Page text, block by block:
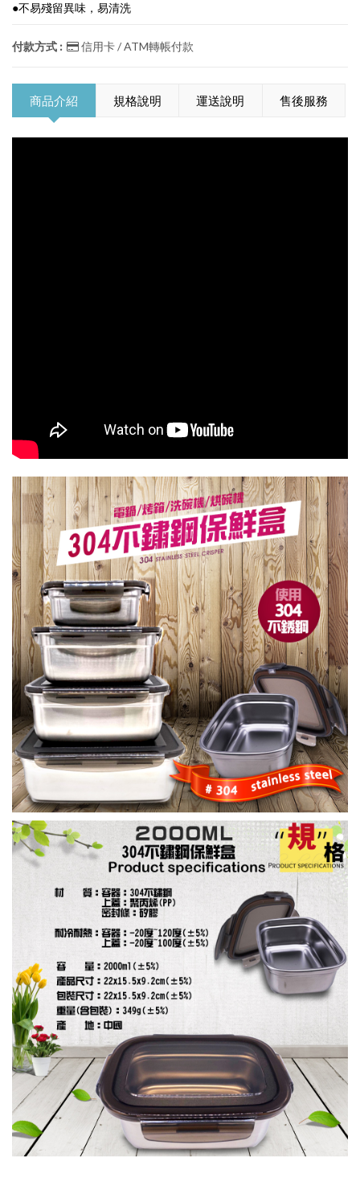
●不易殘留異味，易清洗
付款方式 : 信用卡 / ATM轉帳付款
商品介紹 規格說明 運送說明 售後服務